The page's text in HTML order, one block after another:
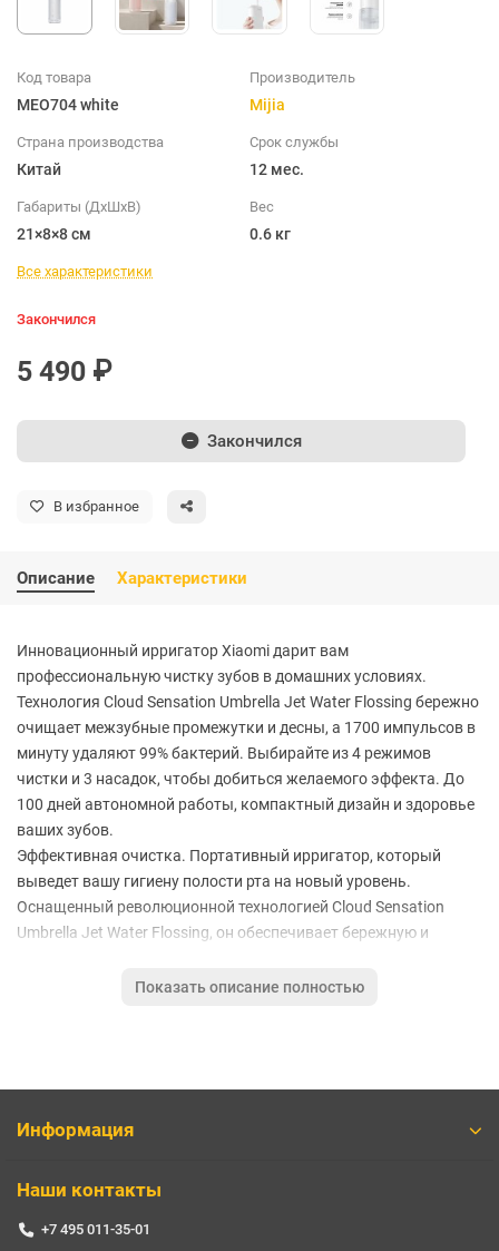
Код товара
MEO704 white
Производитель
Mijia
Страна производства
Китай
Срок службы
12 мес.
Габариты (ДхШхВ)
21×8×8 см
Вес
0.6 кг
Все характеристики
Закончился
5 490 ₽
Закончился
В избранное
Описание Характеристики
Инновационный ирригатор Xiaomi дарит вам
профессиональную чистку зубов в домашних условиях.
Технология Cloud Sensation Umbrella Jet Water Flossing бережно
очищает межзубные промежутки и десны, а 1700 импульсов в
минуту удаляют 99% бактерий. Выбирайте из 4 режимов
чистки и 3 насадок, чтобы добиться желаемого эффекта. До
100 дней автономной работы, компактный дизайн и здоровье
ваших зубов.
Эффективная очистка. Портативный ирригатор, который
выведет вашу гигиену полости рта на новый уровень.
Оснащенный революционной технологией Cloud Sensation
Umbrella Jet Water Flossing, он обеспечивает бережную и
1700 импульсов в минуту. Ирригатор создает мощный поток
воздействие, минимизируя раздражение десен.
налет между зубами. Тонкая центральная колонна воды
ее круговая водяная завеса бережно массирует десны и
уникальная технология увеличивает площадь очистки в 7 раз,
Показать описание полностью
Информация
Наши контакты
+7 495 011-35-01